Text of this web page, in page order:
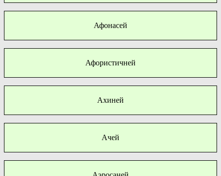
Афонасей
Афористичней
Ахиней
Ачей